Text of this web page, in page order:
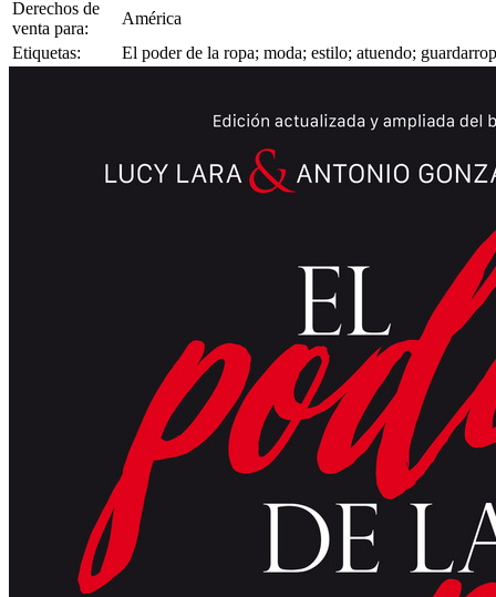
Derechos de
venta para:
América
Etiquetas:
El poder de la ropa; moda; estilo; atuendo;